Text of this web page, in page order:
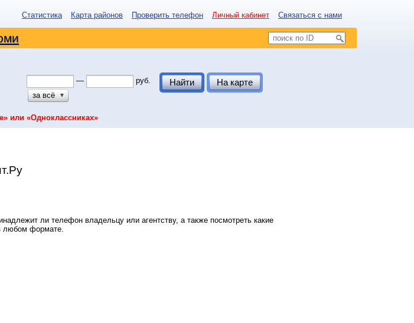
Статистика Карта районов Проверить телефон Личный кабинет Связаться с нами
—
руб.
за всё
▼
Найти На карте
или «Одноклассниках»
ли телефон владельцу или агентству, а также посмотреть какие
любом формате.